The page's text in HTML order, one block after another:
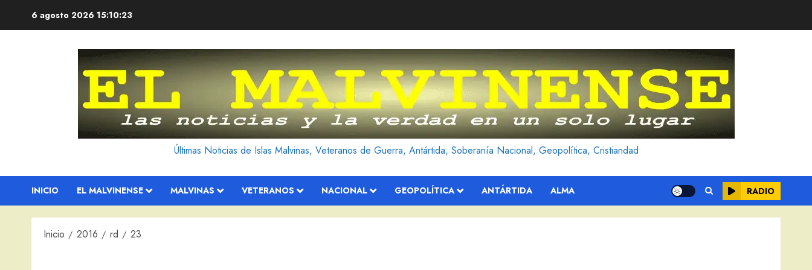
6 agosto 2026 15:10:24
Últimas Noticias de Islas Malvinas, Veteranos de Guerra, Antártida, Soberanía Nacional, Geopolítica, Cristiandad
INICIO EL MALVINENSE MALVINAS VETERANOS NACIONAL GEOPOLÍTICA ANTÁRTIDA ALMA RADIO
Inicio 2016 rd 23